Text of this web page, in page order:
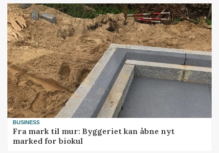
BUSINESS
Fra mark til mur: Byggeriet kan åbne nyt
marked for biokul